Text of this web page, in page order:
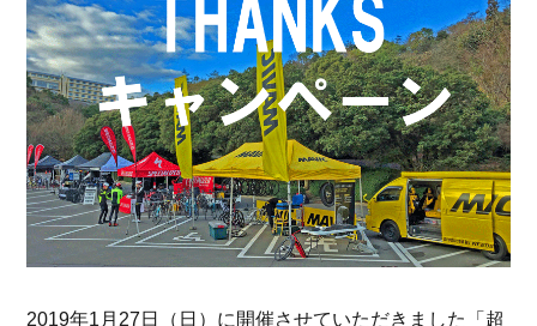
2019年1月27日（日）に開催させていただきました「超